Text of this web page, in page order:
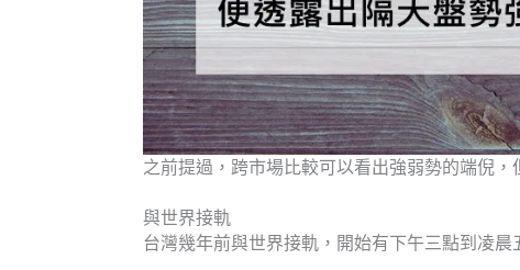
之前提過，跨市場比較可以看出強弱勢的端倪
與世界接軌
台灣幾年前與世界接軌，開始有下午三點到凌